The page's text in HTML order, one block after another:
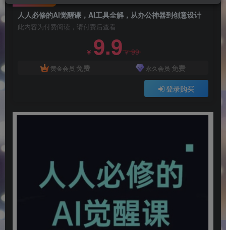
人人必修的Al觉醒课，AI工具全解，从办公神器到创意设计
此内容为付费阅读，请付费后查看
￥ 9.9￥99
黄金会员 免费 永久会员 免费
登录购买